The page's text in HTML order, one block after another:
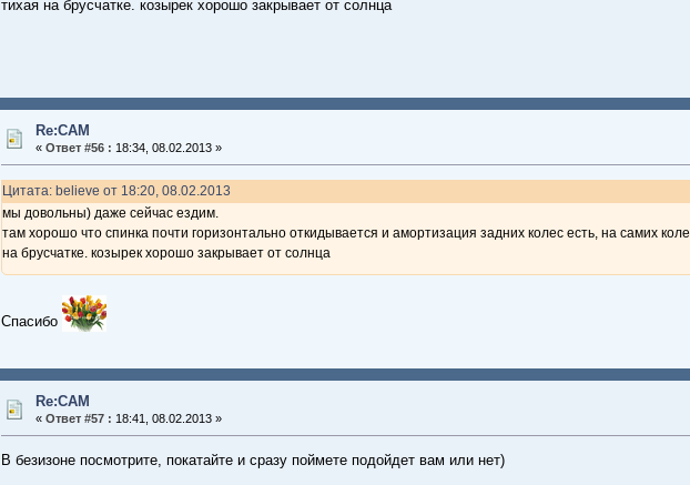
тихая на брусчатке. козырек хорошо закрывает от солнца
Re:CAM
« Ответ #56 : 18:34, 08.02.2013 »
Цитата: believe от 18:20, 08.02.2013
мы довольны) даже сейчас ездим.
там хорошо что спинка почти горизонтально откидывается и амортизация задних колес есть, на самих
на брусчатке. козырек хорошо закрывает от солнца
Спасибо
Re:CAM
« Ответ #57 : 18:41, 08.02.2013 »
В безизоне посмотрите, покатайте и сразу поймете подойдет вам или нет)